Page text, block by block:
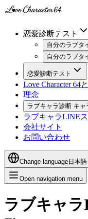
恋愛診断テスト
自分のラブタ
自分のラブタ
恋愛診断テスト
Love Character 64
理念
ラブキャラ診断 キャ
ラブキャラLINE
会社サイト
お問い合わせ
Change language 日本語
Open navigation menu
ラブキャ